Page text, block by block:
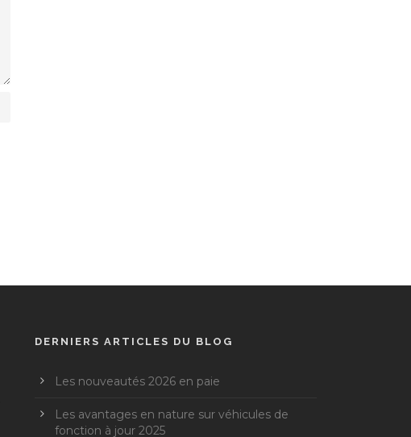
DERNIERS ARTICLES DU BLOG
Les nouveautés 2026 en paie
Les avantages en nature sur véhicules de
fonction à jour 2025